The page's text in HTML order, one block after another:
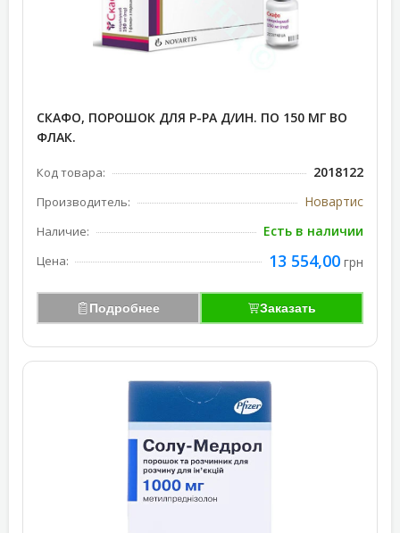
СКАФО, ПОРОШОК ДЛЯ Р-РА Д/ИН. ПО 150 МГ ВО
ФЛАК.
Код товара: 2018122
Производитель: Новартис
Наличие: Есть в наличии
Цена: 13 554,00 грн
Подробнее Заказать